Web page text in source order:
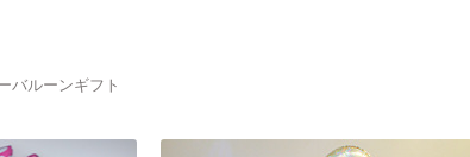
バルーンギフト